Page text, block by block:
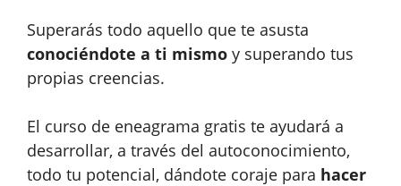
Superarás todo aquello que te asusta
conociéndote a ti mismo y superando tus
propias creencias.
El curso de eneagrama gratis te ayudará a
desarrollar, a través del autoconocimiento,
todo tu potencial, dándote coraje para hacer